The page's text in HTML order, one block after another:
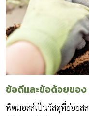
ข้อดีและข้อด้อยขอ
พีตมอสส์เป็นวัสดุที่ย่อยส